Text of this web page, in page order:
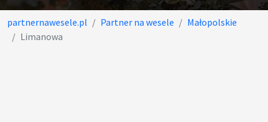
partnernawesele.pl Partner na wesele
Małopolskie
Limanowa